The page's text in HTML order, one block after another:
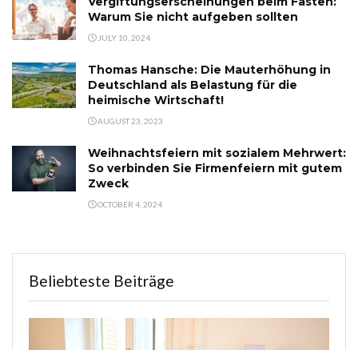
Warum Sie nicht aufgeben sollten
JULY 10, 2024
Thomas Hansche: Die Mauterhöhung in
Deutschland als Belastung für die
heimische Wirtschaft!
AUGUST 23, 2023
Weihnachtsfeiern mit sozialem Mehrwert:
So verbinden Sie Firmenfeiern mit gutem
Zweck
OCTOBER 4, 2024
Beliebteste Beiträge